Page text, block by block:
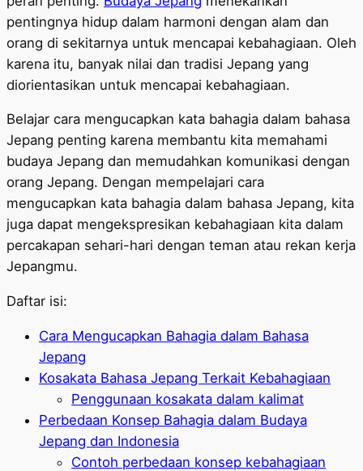
pentingnya hidup dalam harmoni dengan alam dan
orang di sekitarnya untuk mencapai kebahagiaan. Oleh
karena itu, banyak nilai dan tradisi Jepang yang
diorientasikan untuk mencapai kebahagiaan.
Belajar cara mengucapkan kata bahagia dalam bahasa
Jepang penting karena membantu kita memahami
budaya Jepang dan memudahkan komunikasi dengan
orang Jepang. Dengan mempelajari cara
mengucapkan kata bahagia dalam bahasa Jepang, kita
juga dapat mengekspresikan kebahagiaan kita dalam
percakapan sehari-hari dengan teman atau rekan kerja
Jepangmu.
Daftar isi:
Cara Mengucapkan Bahagia dalam Bahasa
Jepang
Kosakata Bahasa Jepang Terkait Kebahagiaan
Penggunaan kosakata dalam kalimat
Perbedaan Konsep Bahagia dalam Budaya
Jepang dan Indonesia
Contoh perbedaan konsep kebahagiaan